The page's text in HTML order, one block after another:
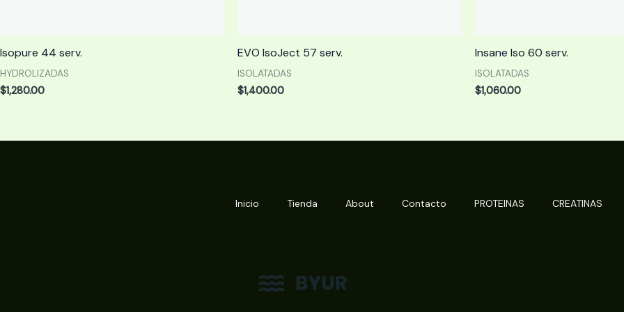
Isopure 44 serv.
HYDROLIZADAS
$1,280.00
EVO IsoJect 57 serv.
ISOLATADAS
$1,400.00
Insane Iso 60 serv.
ISOLATADAS
$1,060.00
Inicio Tienda About Contacto PROTEINAS CREATINAS